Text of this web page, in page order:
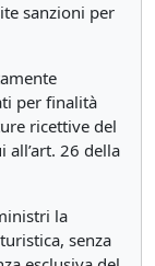
sanzioni per
per finalità
ricettive del
all’art. 26 della
la
senza